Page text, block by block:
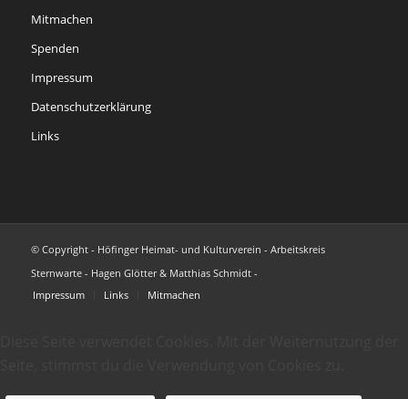
Mitmachen
Spenden
Impressum
Datenschutzerklärung
Links
© Copyright - Höfinger Heimat- und Kulturverein - Arbeitskreis
Sternwarte - Hagen Glötter & Matthias Schmidt -
Impressum
Links Mitmachen